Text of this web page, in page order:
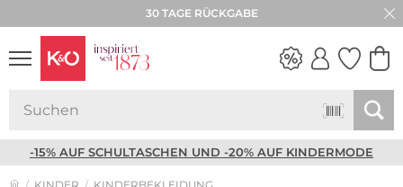
★★★★★ 4,8 / 5,0 STERNE
30 TAGE RÜCKGABE
-15% AUF SCHULTASCHEN UND -20% AUF KINDERMODE